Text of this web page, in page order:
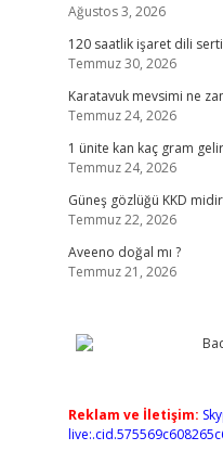
Ağustos 3, 2026
120 saatlik işaret dili
Temmuz 30, 2026
Karatavuk mevsimi ne
Temmuz 24, 2026
1 ünite kan kaç gram
Temmuz 24, 2026
Güneş gözlüğü KKD
Temmuz 22, 2026
Aveeno doğal mı ?
Temmuz 21, 2026
Reklam ve İletişim: